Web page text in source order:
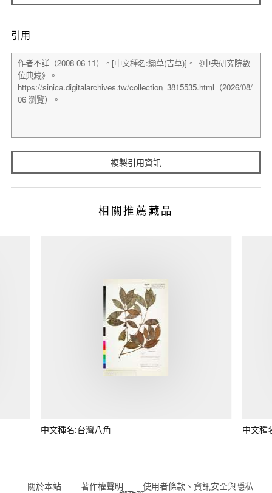
引用
複製引用資訊
相關推薦藏品
中文種名:台灣八角 中文種
關於本站 著作權聲明 使用者條款、資訊安全與隱私